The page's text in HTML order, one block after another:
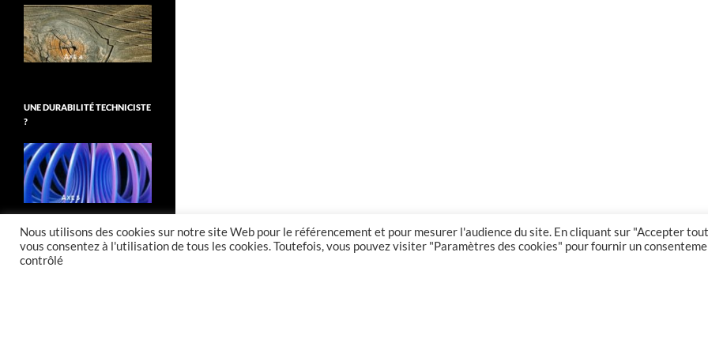
UNE DURABILITÉ TECHNICISTE
?
Nous utilisons des cookies sur notre site Web pour le référencement et pour mesurer l'audience du site. En cliquant sur "Accepter
vous consentez à l'utilisation de tous les cookies. Toutefois, vous pouvez visiter "Paramètres des cookies" pour fournir un
contrôlé